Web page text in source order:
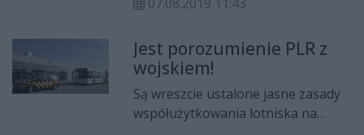
samolotu (ILS/DME) na lotnisku.
07.08.2019 11:43
Jest porozumienie PLR z
wojskiem!
Są wreszcie ustalone jasne zasady
współużytkowania lotniska na